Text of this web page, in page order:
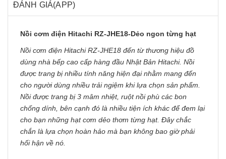
ĐÁNH GIÁ(APP)
Nồi cơm điện Hitachi RZ-JHE18-Dẻo ngon từng hạt
Nồi cơm điện Hitachi RZ-JHE18 đến từ thương hiệu đồ
dùng nhà bếp cao cấp hàng đầu Nhật Bản Hitachi. Nồi
được trang bị nhiều tính năng hiện đại nhằm mang đến
cho người dùng nhiều trải ngiệm khi lựa chọn sản phẩm.
Nồi được trang bị 3 mâm nhiệt, ruột nồi phù các bon
chống dính, bên cạnh đó là nhiều tiện ích khác để đem lại
cho bạn những hạt cơm dẻo thơm từng hạt. Đây chắc
chắn là lựa chọn hoàn hảo mà bạn không bao giờ phải
hối hận về nó.